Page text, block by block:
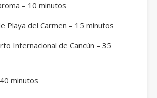
– 10 minutos
Playa del Carmen – 15 minutos
Internacional de Cancún – 35
minutos